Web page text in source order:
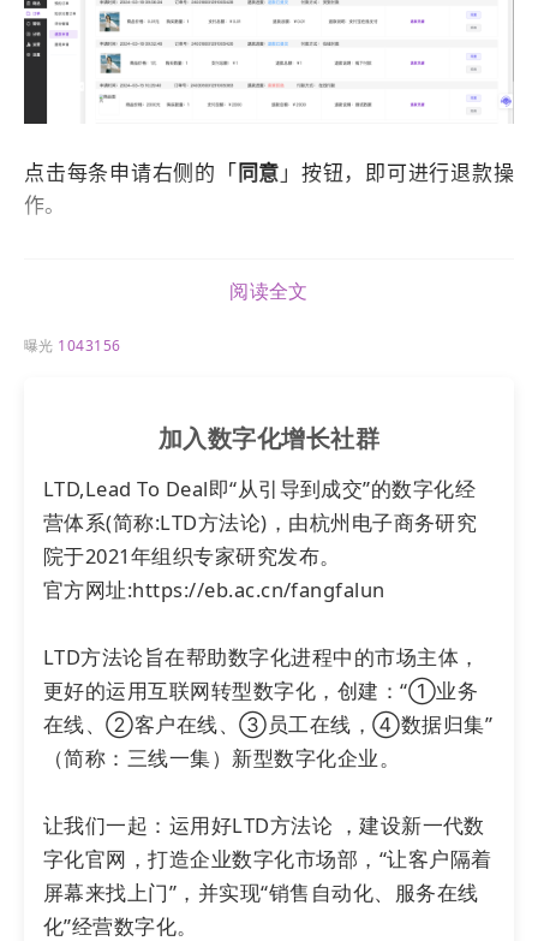
点击每条申请右侧的「同意 」按钮，即可进行退款操
作。
款」，实际的打款操作需要在系统外执行。
显示一个「手动退款」的选项。当财务人员给买家打
b. 在线支付的订单
在线支付订单默认可以通过原支付途径将款项原路返
在部分情况下也可以选择 「手动退款」，财务人员
动返还款项后，在此处将订单标记为「已退款」。
阅读全文
曝光 1043156
加入数字化增长社群
LTD,Lead To Deal即“从引导到成交”的数字化经
营体系(简称:LTD方法论)，由杭州电子商务研究
院于2021年组织专家研究发布。
官方网址:https://eb.ac.cn/fangfalun
LTD方法论旨在帮助数字化进程中的市场主体，
更好的运用互联网转型数字化，创建：“①业务
在线、②客户在线、③员工在线，④数据归集”
（简称：三线一集）新型数字化企业。
让我们一起：运用好LTD方法论 ，建设新一代数
字化官网，打造企业数字化市场部，“让客户隔着
屏幕来找上门”，并实现“销售自动化、服务在线
化”经营数字化。